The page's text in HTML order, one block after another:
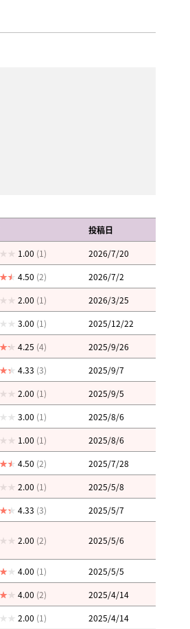
投稿日
1.00 (1)
2026/7/20
4.50 (2)
2026/7/2
2.00 (1)
2026/3/25
3.00 (1)
2025/12/22
4.25 (4)
2025/9/26
4.33 (3)
2025/9/7
2.00 (1)
2025/9/5
3.00 (1)
2025/8/6
1.00 (1)
2025/8/6
4.50 (2)
2025/7/28
2.00 (1)
2025/5/8
4.33 (3) 2025/5/7
2.00 (2) 2025/5/6
4.00 (1)
2025/5/5
4.00 (2)
2025/4/14
2.00 (1)
2025/4/14